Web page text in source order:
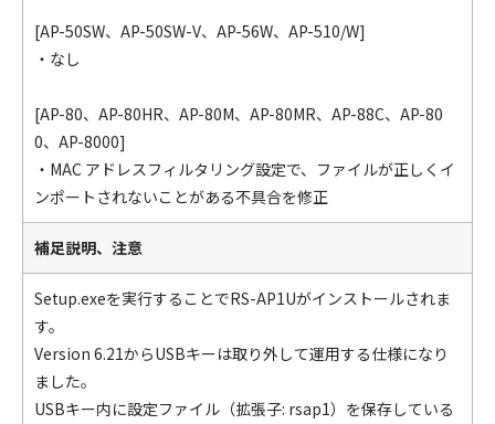
[AP-50SW、AP-50SW-V、AP-56W、AP-510/W]
・なし
[AP-80、AP-80HR、AP-80M、AP-80MR、AP-88C、AP-80
0、AP-8000]
・MAC アドレスフィルタリング設定で、ファイルが正しくイ
ンポートされないことがある不具合を修正
補足説明、注意
Setup.exeを実行することでRS-AP1Uがインストールされま
す。
Version 6.21からUSBキーは取り外して運用する仕様になり
ました。
USBキー内に設定ファイル（拡張子: rsap1）を保存している